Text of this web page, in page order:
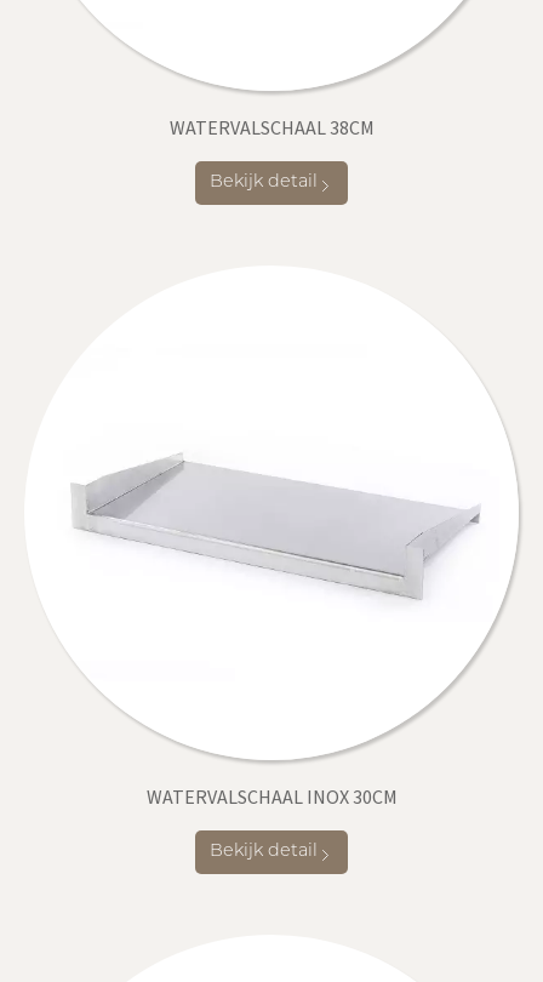
WATERVALSCHAAL 38CM
Bekijk detail
WATERVALSCHAAL INOX 30CM
Bekijk detail